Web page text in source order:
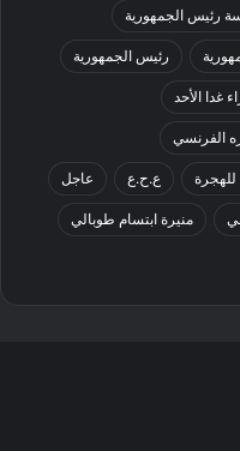
رئيس الجمهورية
رئيس الجمهورية
غدا الأحد
الفرنسي
للهجرة ع.ح.ع عاجل
منيرة ابتسام طوبالي